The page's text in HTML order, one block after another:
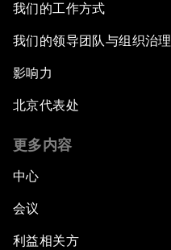
我们的工作方式
我们的领导团队与组织治理
影响力
北京代表处
更多内容
中心
会议
利益相关方